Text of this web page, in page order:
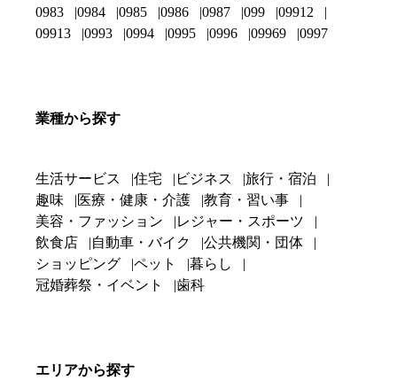
0983
0984 0985 0986 0987 099
09912
09913
0993 0994 0995 0996 09969 0997
業種から探す
生活サービス 住宅 ビジネス
旅行・宿泊
趣味
医療・健康・介護
教育・習い事
美容・ファッション
レジャー・スポーツ
飲食店
自動車・バイク
公共機関・団体
ショッピング
ペット
暮らし
冠婚葬祭・イベント
歯科
エリアから探す